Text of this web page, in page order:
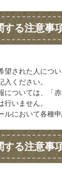
する注意事
望された人につ
入ください。
については、「
行いません。
ルにおいて各種
する注意事